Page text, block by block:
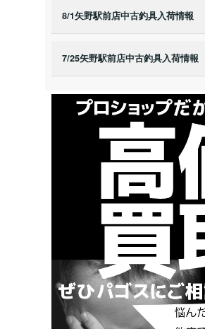
8/1矢野駅前店中古釣具入荷情報
7/25矢野駅前店中古釣具入荷情報